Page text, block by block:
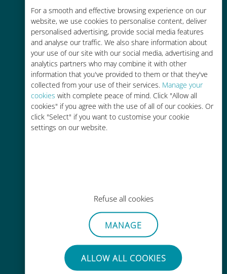
For a smooth and effective browsing experience on our
website, we use cookies to personalise content, deliver
personalised advertising, provide social media features
and analyse our traffic. We also share information about
your use of our site with our social media, advertising and
analytics partners who may combine it with other
information that you've provided to them or that they've
collected from your use of their services. Manage your
cookies with complete peace of mind. Click "Allow all
cookies" if you agree with the use of all of our cookies. Or
click "Select" if you want to customise your cookie
settings on our website.
Refuse all cookies
MANAGE
ALLOW ALL COOKIES
お客様が普段お使いのキャリアでロ
ーミングサービスを使った場合に比
べて最大で90％の節約が可能です。
かんたん追加購入
Wi-Fiやデータ残量がなくても、
手間いらず
使用中のSIMカードを抜き差しする
必要はありません